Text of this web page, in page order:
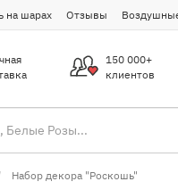
на шарах Отзывы
150 000+
клиентов
Набор декора "Роскошь"